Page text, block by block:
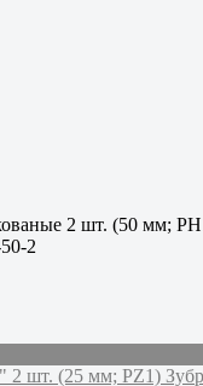
2 шт. (50 мм;
2